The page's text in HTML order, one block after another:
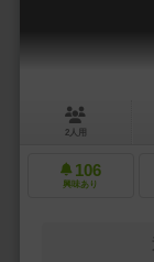
2人用
106
興味あり